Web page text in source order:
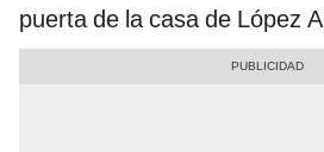
puerta de la casa de López